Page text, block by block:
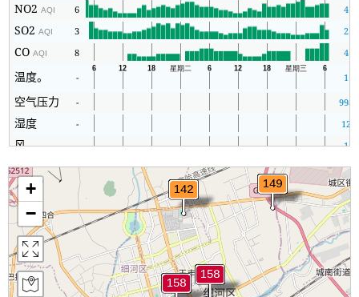
NO2AQI 6 4
SO2AQI 3 2
COAQI 8 4
温度。 - 1
空气压力 - 998
湿度 - 12
风 - 1
+
−